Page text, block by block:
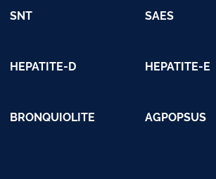
SNT SAES
HEPATITE-D HEPATITE-E
BRONQUIOLITE AGPOPSUS